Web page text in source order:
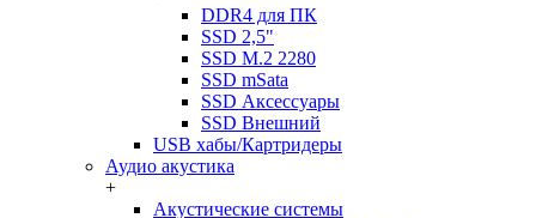
DDR4 для ПК
SSD 2,5"
SSD M.2 2280
SSD mSata
SSD Аксессуары
SSD Внешний
USB хабы/Картридеры
Аудио акустика
+
Акустические системы